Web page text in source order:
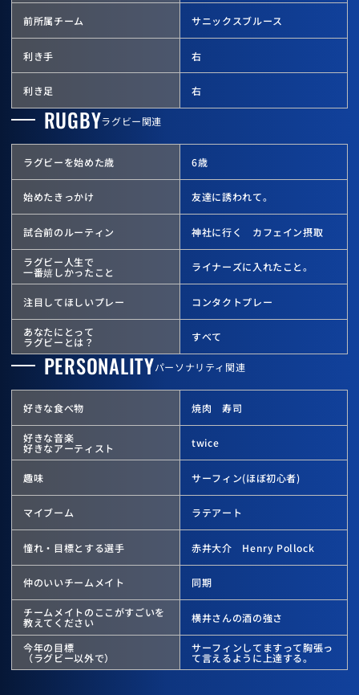
前所属チーム サニックスブルース
利き手 右
利き足 右
RUGBYラグビー関連
ラグビーを始めた歳 6歳
始めたきっかけ 友達に誘われて。
試合前のルーティン 神社に行く カフェイン摂取
ラグビー人生で
一番嬉しかったこと ライナーズに入れたこと。
注目してほしいプレー コンタクトプレー
あなたにとって
ラグビーとは？ すべて
PERSONALITYパーソナリティ関連
好きな食べ物 焼肉 寿司
好きな音楽
好きなアーティスト twice
趣味 サーフィン(ほぼ初心者)
マイブーム ラテアート
憧れ・目標とする選手 赤井大介 Henry Pollock
仲のいいチームメイト 同期
チームメイトのここがすごいを
教えてください 横井さんの酒の強さ
今年の目標
（ラグビー以外で）
サーフィンしてますって胸張っ
て言えるように上達する。